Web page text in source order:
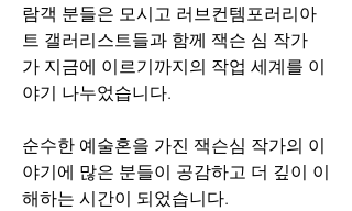
람객 분들은 모시고 러브컨템포러리아
트 갤러리스트들과 함께 잭슨 심 작가
가 지금에 이르기까지의 작업 세계를 이
야기 나누었습니다.
순수한 예술혼을 가진 잭슨심 작가의 이
야기에 많은 분들이 공감하고 더 깊이 이
해하는 시간이 되었습니다.